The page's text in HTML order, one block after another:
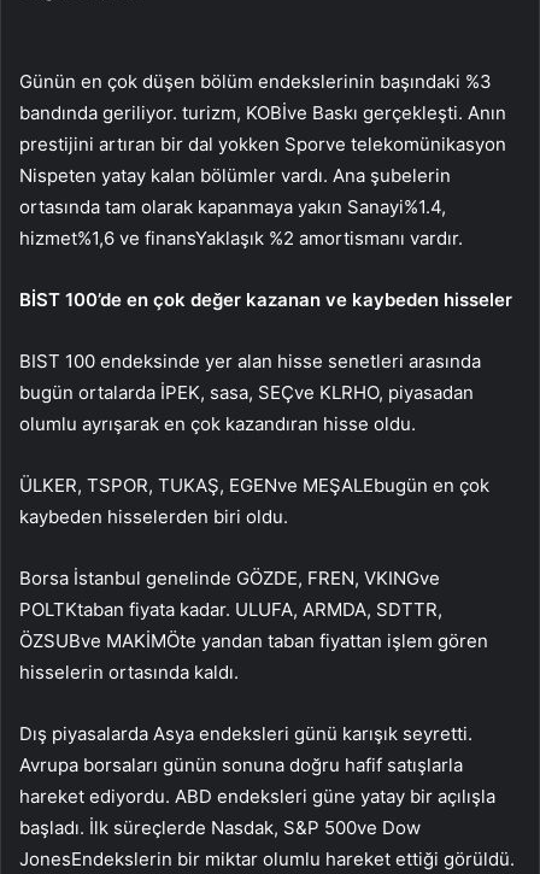
Günün en çok düşen bölüm endekslerinin başındaki %3
bandında geriliyor. turizm, KOBİve Baskı gerçekleşti. Anın
prestijini artıran bir dal yokken Sporve telekomünikasyon
Nispeten yatay kalan bölümler vardı. Ana şubelerin
ortasında tam olarak kapanmaya yakın Sanayi%1.4,
hizmet%1,6 ve finansYaklaşık %2 amortismanı vardır.
BİST 100’de en çok değer kazanan ve kaybeden hisseler
BIST 100 endeksinde yer alan hisse senetleri arasında
bugün ortalarda İPEK, sasa, SEÇve KLRHO, piyasadan
olumlu ayrışarak en çok kazandıran hisse oldu.
ÜLKER, TSPOR, TUKAŞ, EGENve MEŞALEbugün en çok
kaybeden hisselerden biri oldu.
Borsa İstanbul genelinde GÖZDE, FREN, VKINGve
POLTKtaban fiyata kadar. ULUFA, ARMDA, SDTTR,
ÖZSUBve MAKİMÖte yandan taban fiyattan işlem gören
hisselerin ortasında kaldı.
Dış piyasalarda Asya endeksleri günü karışık seyretti.
Avrupa borsaları günün sonuna doğru hafif satışlarla
hareket ediyordu. ABD endeksleri güne yatay bir açılışla
başladı. İlk süreçlerde Nasdak, S&P 500ve Dow
JonesEndekslerin bir miktar olumlu hareket ettiği görüldü.